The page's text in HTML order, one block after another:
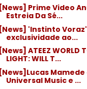
[News] Prime Video
Estreia Da Sé...
[News] 'Instinto
exclusividade ao...
[News] ATEEZ WORLD
LIGHT: WILL T...
[News]Lucas
Universal Music e ...